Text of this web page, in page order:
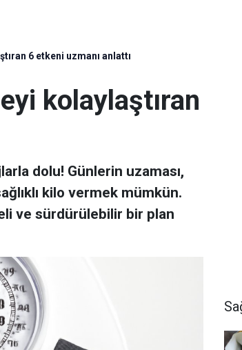
6 etkeni uzmanı anlattı
kolaylaştıran
dolu! Günlerin uzaması,
kilo vermek mümkün.
ve sürdürülebilir bir plan